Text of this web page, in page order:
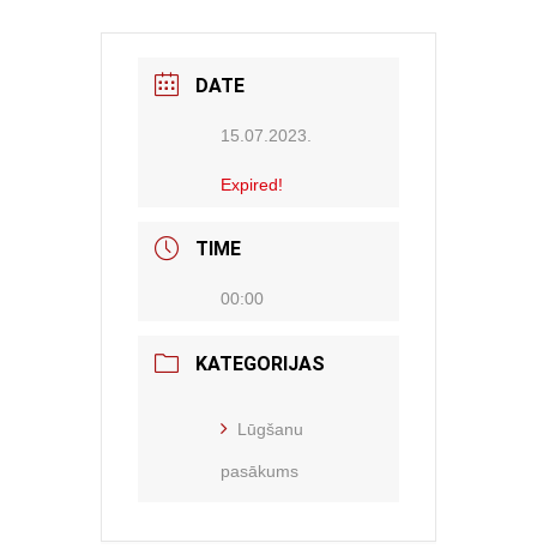
DATE
15.07.2023.
Expired!
TIME
00:00
KATEGORIJAS
Lūgšanu
pasākums